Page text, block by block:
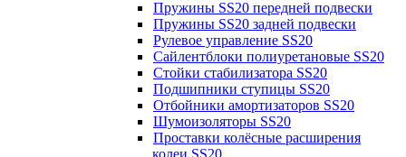
Пружины SS20 передней подвески
Пружины SS20 задней подвески
Рулевое управление SS20
Сайлентблоки полиуретановые SS20
Стойки стабилизатора SS20
Подшипники ступицы SS20
Отбойники амортизаторов SS20
Шумоизоляторы SS20
Проставки колёсные расширения
колеи SS20